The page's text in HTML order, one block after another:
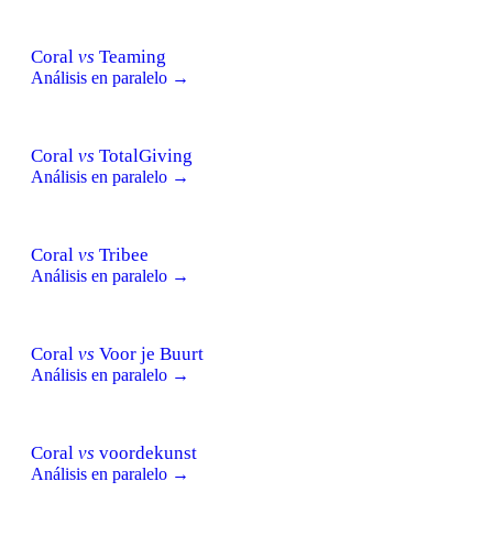
Coral vs Teaming
Análisis en paralelo →
Coral vs TotalGiving
Análisis en paralelo →
Coral vs Tribee
Análisis en paralelo →
Coral vs Voor je Buurt
Análisis en paralelo →
Coral vs voordekunst
Análisis en paralelo →